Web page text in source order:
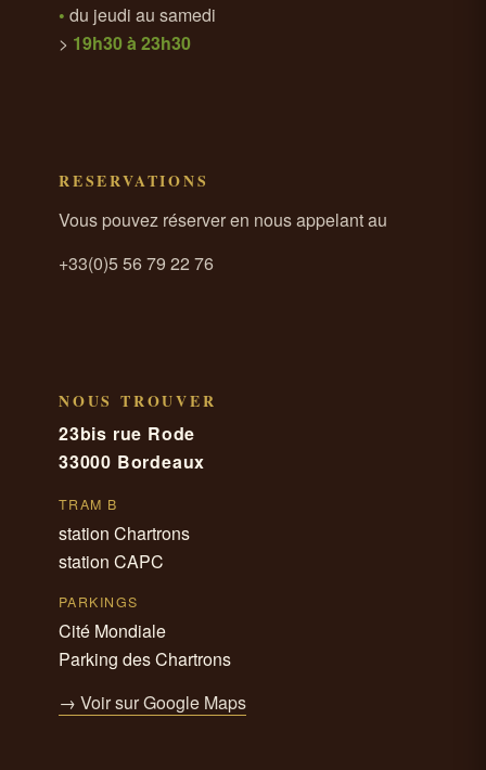
• du jeudi au samedi
> 19h30 à 23h30
RESERVATIONS
Vous pouvez réserver en nous appelant au
+33(0)5 56 79 22 76
NOUS TROUVER
23bis rue Rode
33000 Bordeaux
TRAM B
station Chartrons
station CAPC
PARKINGS
Cité Mondiale
Parking des Chartrons
→ Voir sur Google Maps